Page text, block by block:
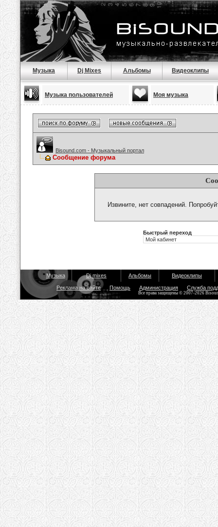
Музыка Dj Mixes Альбомы Видеоклипы
Музыка пользователей Моя музыка
Bisound.com - Музыкальный портал
Сообщение форума
Извините, нет совпадений.
Быстрый переход
Музыка Dj mixes Альбомы Видеоклипы
Реклама на сайте Помощь Администрация Служба
Все права защищены © 2007-2026